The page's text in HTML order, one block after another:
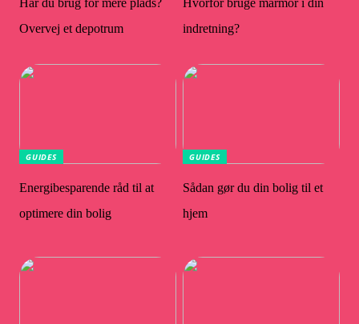
Har du brug for mere plads?
Overvej et depotrum
Hvorfor bruge marmor i din
indretning?
GUIDES
Energibesparende råd til at
optimere din bolig
GUIDES
Sådan gør du din bolig til et
hjem